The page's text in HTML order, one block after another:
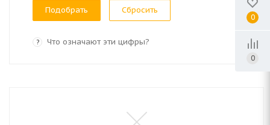
Сбросить
? Что означают эти цифры?
0
0